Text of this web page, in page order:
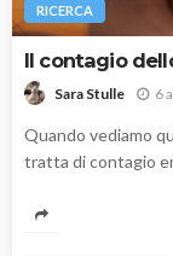
RICERCA
Il contagio
Sara Stulle 6
Quando vediamo
tratta di contagio